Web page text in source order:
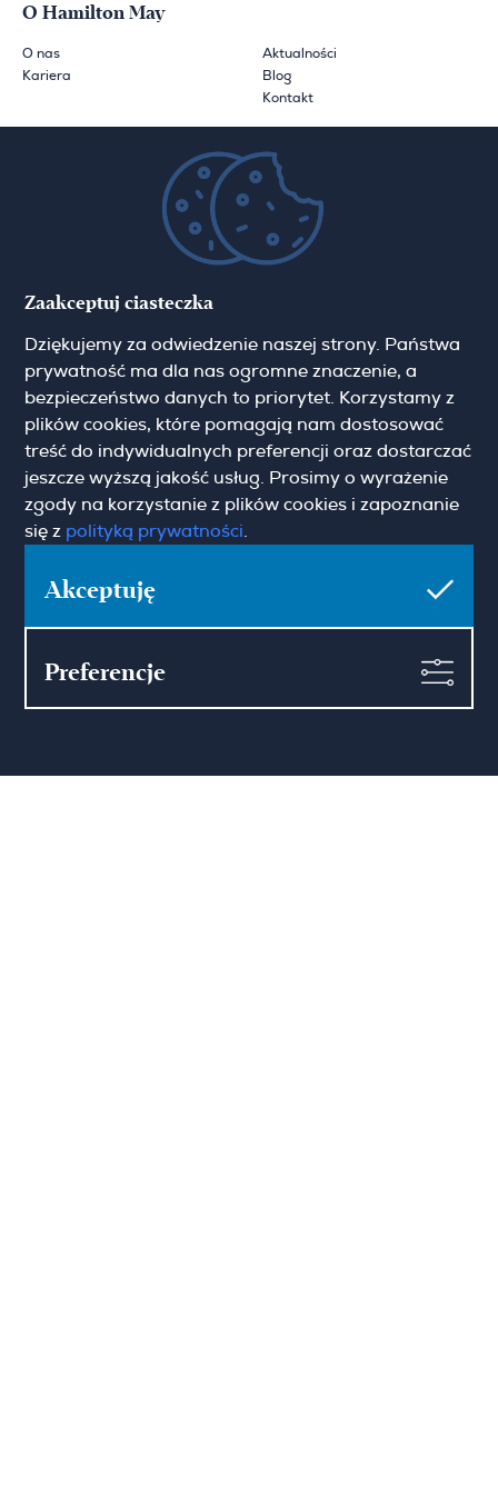
O Hamilton May
O nas
Kariera
Aktualności
Blog
Kontakt
Zapisz się do newslettera
Imię
Email
Zgoda marketingowa Pokaż więcej
Hamilton May Warszawa
Sienna 39
warsaw@hamiltonmay.com
Zaakceptuj ciasteczka
Dziękujemy za odwiedzenie naszej strony. Państwa
prywatność ma dla nas ogromne znaczenie, a
bezpieczeństwo danych to priorytet. Korzystamy z
plików cookies, które pomagają nam dostosować
treść do indywidualnych preferencji oraz dostarczać
jeszcze wyższą jakość usług. Prosimy o wyrażenie
zgody na korzystanie z plików cookies i zapoznanie
się z polityką prywatności
Akceptuję
Preferencje